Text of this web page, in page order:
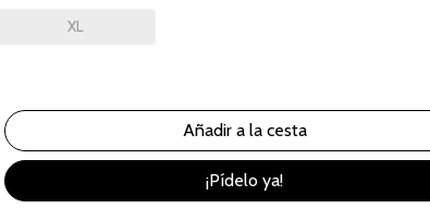
XL
¡Pídelo ya!